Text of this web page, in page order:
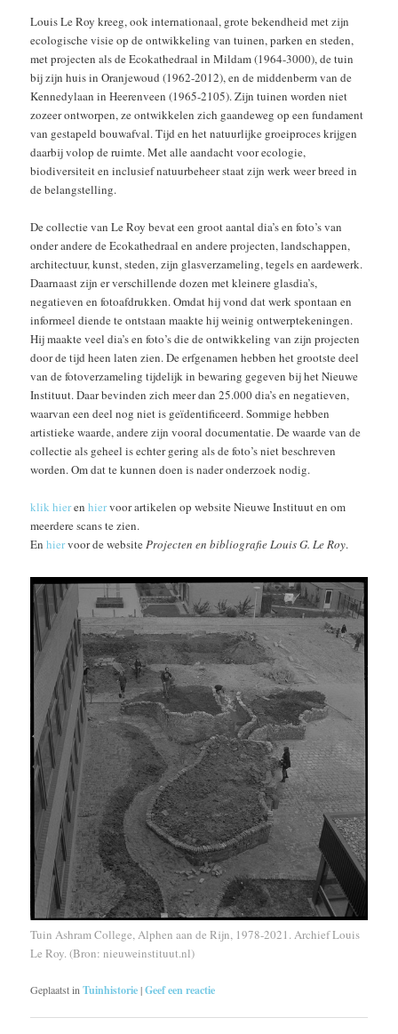
Louis Le Roy kreeg, ook internationaal, grote bekendheid met zijn
ecologische visie op de ontwikkeling van tuinen, parken en steden,
met projecten als de Ecokathedraal in Mildam (1964-3000), de tuin
bij zijn huis in Oranjewoud (1962-2012), en de middenberm van de
Kennedylaan in Heerenveen (1965-2105). Zijn tuinen worden niet
zozeer ontworpen, ze ontwikkelen zich gaandeweg op een fundament
van gestapeld bouwafval. Tijd en het natuurlijke groeiproces krijgen
daarbij volop de ruimte. Met alle aandacht voor ecologie,
biodiversiteit en inclusief natuurbeheer staat zijn werk weer breed in
de belangstelling.
De collectie van Le Roy bevat een groot aantal dia’s en foto’s van
onder andere de Ecokathedraal en andere projecten, landschappen,
architectuur, kunst, steden, zijn glasverzameling, tegels en aardewerk.
Daarnaast zijn er verschillende dozen met kleinere glasdia’s,
negatieven en fotoafdrukken. Omdat hij vond dat werk spontaan en
informeel diende te ontstaan maakte hij weinig ontwerptekeningen.
Hij maakte veel dia’s en foto’s die de ontwikkeling van zijn projecten
door de tijd heen laten zien. De erfgenamen hebben het grootste deel
van de fotoverzameling tijdelijk in bewaring gegeven bij het Nieuwe
Instituut. Daar bevinden zich meer dan 25.000 dia’s en negatieven,
waarvan een deel nog niet is geïdentificeerd. Sommige hebben
artistieke waarde, andere zijn vooral documentatie. De waarde van de
collectie als geheel is echter gering als de foto’s niet beschreven
worden. Om dat te kunnen doen is nader onderzoek nodig.
klik hierenhiervoor artikelen op website Nieuwe Instituut en om
meerdere scans te zien.
Enhiervoor de websiteProjecten en bibliografie Louis G. Le Roy.
Tuin Ashram College, Alphen aan de Rijn, 1978-2021. Archief Louis
Le Roy. (Bron: nieuweinstituut.nl)
Geplaatst in Tuinhistorie|Geef een reactie